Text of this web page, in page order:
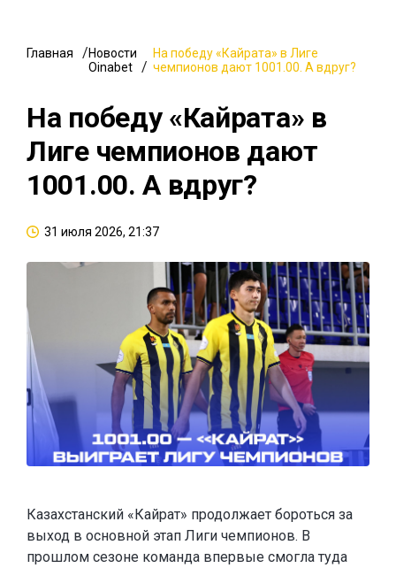
Главная
Новости
Oinabet
На победу «Кайрата» в Лиге
чемпионов дают 1001.00. А вдруг?
На победу «Кайрата» в
Лиге чемпионов дают
1001.00. А вдруг?
31 июля 2026, 21:37
Казахстанский «Кайрат» продолжает бороться за
выход в основной этап Лиги чемпионов. В
прошлом сезоне команда впервые смогла туда